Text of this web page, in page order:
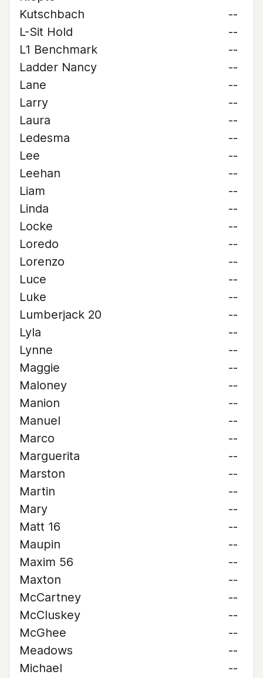
Kutschbach
--
L-Sit Hold
--
L1 Benchmark
--
Ladder Nancy
--
Lane
--
Larry
--
Laura
--
Ledesma
--
Lee
--
Leehan
--
Liam
--
Linda
--
Locke
--
Loredo
--
Lorenzo
--
Luce
--
Luke
--
Lumberjack 20
--
Lyla
--
Lynne
--
Maggie
--
Maloney
--
Manion
--
Manuel
--
Marco
--
Marguerita
--
Marston
--
Martin
--
Mary
--
Matt 16
--
Maupin
--
Maxim 56
--
Maxton
--
McCartney
--
McCluskey
--
McGhee
--
Meadows
--
Michael
--